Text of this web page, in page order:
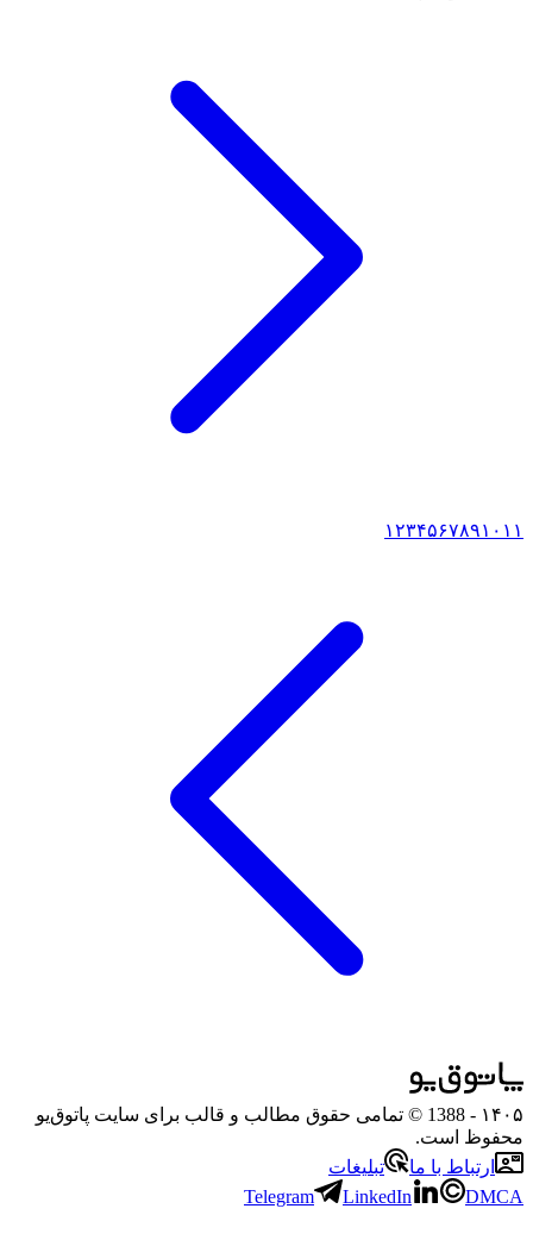
۱۲۳۴۵۶۷۸۹۱۰ ۱۱
۱۴۰۵
- 1388 © تمامی حقوق مطالب و قالب برای سایت پاتوق‌یو
محفوظ است.
ارتباط با ما
تبلیغات
Telegram
LinkedIn DMCA